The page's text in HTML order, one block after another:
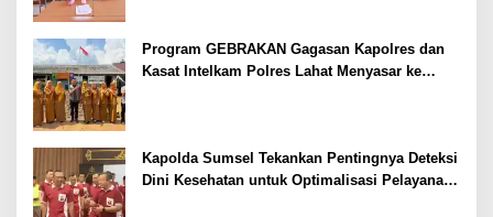
Program GEBRAKAN Gagasan Kapolres dan
Kasat Intelkam Polres Lahat Menyasar ke
Kapolda Sumsel Tekankan Pentingnya Deteksi
Dini Kesehatan untuk Optimalisasi Pelayanan